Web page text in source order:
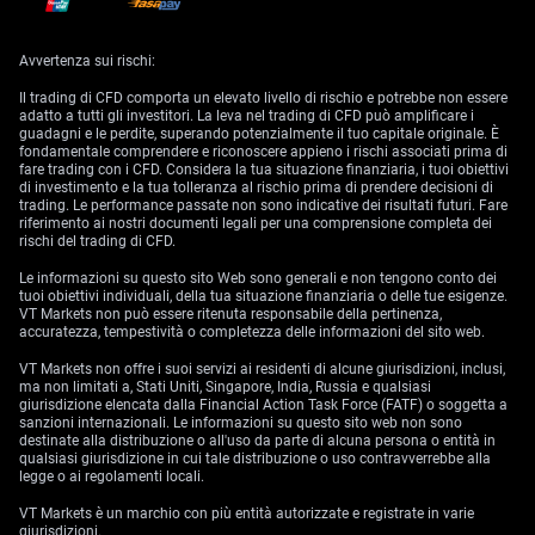
passaggio potrebbero essere colpite.
blocco breve può ridurre l’offerta di energia attesa (cioè la disponibilità
Senior gas executives say China is pressuring Iranian
officials to avoid action that would disrupt Qatari gas
exports or other energy shipments making their way
through the Strait of Hormuz, a key maritime chokepoint
https://t.co/6G7vLejynz
— Bloomberg (@business)March 3, 2026
inflazione (cioè quanto si pensa che i prezzi aumenteranno). Questo si
riflette sui rendimenti reali: sono i rendimenti dei titoli “al netto”
dell’inflazione, e contano molto per l’oro perché l’oro non paga interessi.
reazione del mercato mostra quanto sia sensibile al rischio di carenza di
energia.
Oro e dollaro in rialzo insieme
Il dollaro USA è vicino ai massimi di oltre cinque settimane, grazie anche
Avvertenza sui rischi:
Il trading di CFD comporta un elevato livello di rischio e potrebbe non essere
adatto a tutti gli investitori. La leva nel trading di CFD può amplificare i
guadagni e le perdite, superando potenzialmente il tuo capitale originale. È
fondamentale comprendere e riconoscere appieno i rischi associati prima di
fare trading con i CFD. Considera la tua situazione finanziaria, i tuoi obiettivi
di investimento e la tua tolleranza al rischio prima di prendere decisioni di
trading. Le performance passate non sono indicative dei risultati futuri. Fare
riferimento ai nostri documenti legali per una comprensione completa dei
rischi del trading di CFD.
Le informazioni su questo sito Web sono generali e non tengono conto dei
tuoi obiettivi individuali, della tua situazione finanziaria o delle tue esigenze.
VT Markets non può essere ritenuta responsabile della pertinenza,
accuratezza, tempestività o completezza delle informazioni del sito web.
VT Markets non offre i suoi servizi ai residenti di alcune giurisdizioni, inclusi,
ma non limitati a, Stati Uniti, Singapore, India, Russia e qualsiasi
giurisdizione elencata dalla Financial Action Task Force (FATF) o soggetta a
sanzioni internazionali. Le informazioni su questo sito web non sono
destinate alla distribuzione o all'uso da parte di alcuna persona o entità in
qualsiasi giurisdizione in cui tale distribuzione o uso contravverrebbe alla
legge o ai regolamenti locali.
VT Markets è un marchio con più entità autorizzate e registrate in varie